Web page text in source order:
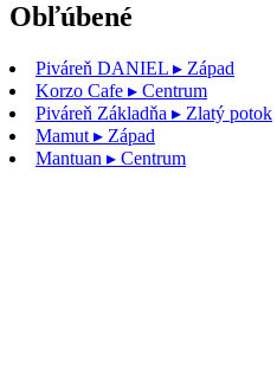
Obľúbené
Piváreň DANIEL ▸ Západ
Korzo Cafe ▸ Centrum
Piváreň Základňa ▸ Zlatý potok
Mamut ▸ Západ
Mantuan ▸ Centrum